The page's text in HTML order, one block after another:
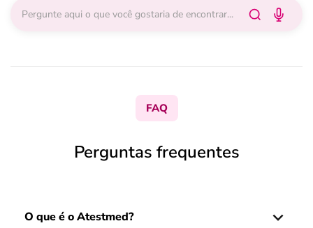
FAQ
Perguntas frequentes
O que é o Atestmed?